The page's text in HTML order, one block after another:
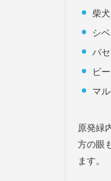
柴犬
シ
バ
ビ
マ
原発緑
方の眼
ます。